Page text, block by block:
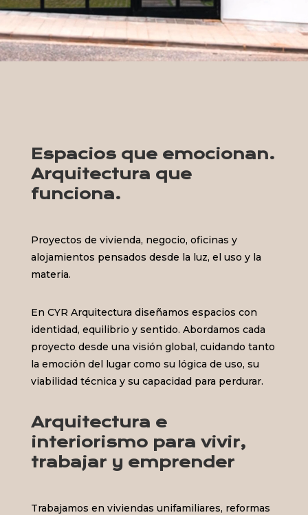
Espacios que emocionan.
Arquitectura que
funciona.
Proyectos de vivienda, negocio, oficinas y
alojamientos pensados desde la luz, el uso y la
materia.
En CYR Arquitectura diseñamos espacios con
identidad, equilibrio y sentido. Abordamos cada
proyecto desde una visión global, cuidando tanto
la emoción del lugar como su lógica de uso, su
viabilidad técnica y su capacidad para perdurar.
Arquitectura e
interiorismo para vivir,
trabajar y emprender
Trabajamos en viviendas unifamiliares, reformas